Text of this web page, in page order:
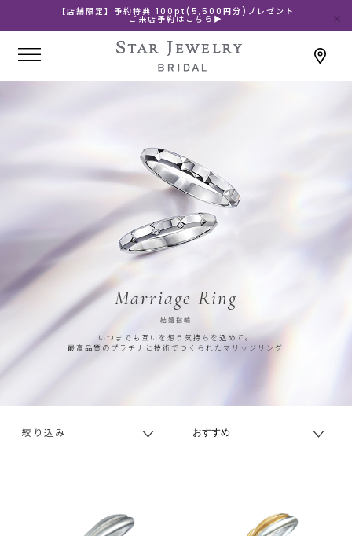
【店舗限定】予約特典 100pt(5,500円分)プレゼント
ご来店予約はこちら▶
Marriage Ring
結婚指輪
いつまでも互いを想う気持ちを込めて。
最高品質のプラチナと技術でつくられたマリッジリング
絞り込み